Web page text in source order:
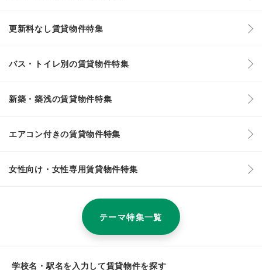
更新料なし賃貸物件特集
バス・トイレ別の賃貸物件特集
新築・築浅の賃貸物件特集
エアコン付きの賃貸物件特集
女性向け・女性専用賃貸物件特集
テーマ特集一覧
学校名・駅名を入力して賃貸物件を探す